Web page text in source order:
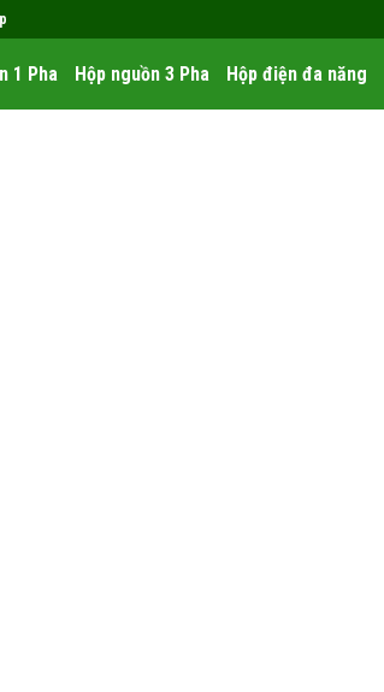
1 Pha Hộp nguồn 3 Pha Hộp điện đa năng